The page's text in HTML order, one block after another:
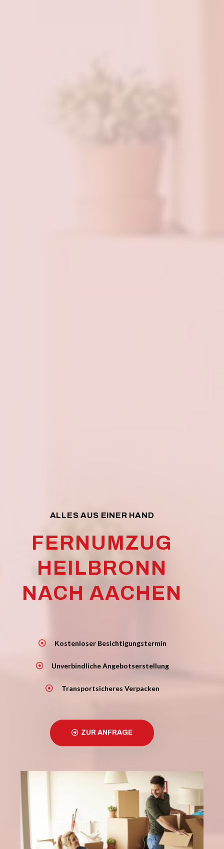
ALLES AUS EINER HAND
FERNUMZUG
HEILBRONN
NACH AACHEN
Kostenloser Besichtigungstermin
Unverbindliche Angebotserstellung
Transportsicheres Verpacken
ZUR ANFRAGE